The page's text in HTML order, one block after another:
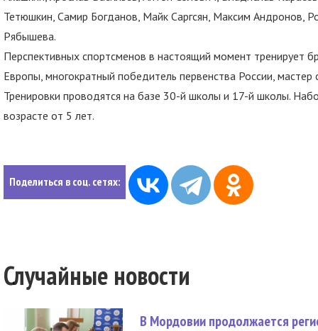
Тетюшкин, Самир Богданов, Майк Саргсян, Максим Андронов,
Рябышева.
Перспективных спортсменов в настоящий момент тренирует
Европы, многократный победитель первенства России,
Тренировки проводятся на базе 30-й школы и 17-й школы.
возрасте от 5 лет.
Поделиться в соц. сетях:
Случайные новости
В Мордовии продолжается